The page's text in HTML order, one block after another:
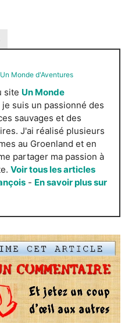
Un Monde d'Aventures
site Un Monde
je suis un passionné des
sauvages et des
J'ai réalisé plusieurs
au Groenland et en
partager ma passion à
Voir tous les articles
- En savoir plus sur